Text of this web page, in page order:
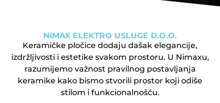
NIMAX ELEKTRO USLUGE D.O.O.
Keramičke pločice dodaju dašak elegancije,
izdržljivosti i estetike svakom prostoru. U Nimaxu,
razumijemo važnost pravilnog postavljanja
keramike kako bismo stvorili prostor koji odiše
stilom i funkcionalnošću.